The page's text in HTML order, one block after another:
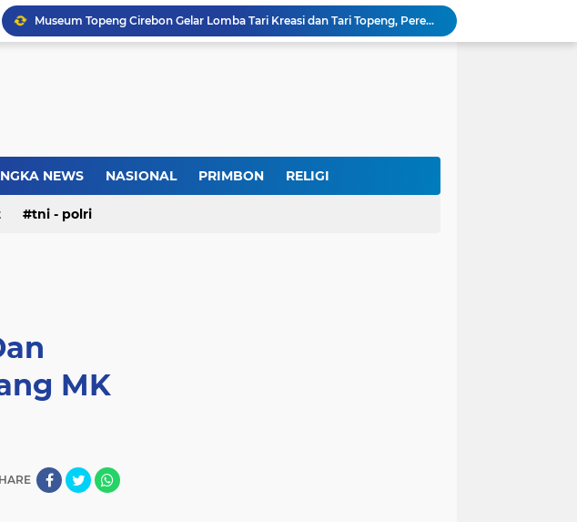
Museum Topeng Cirebon Gelar Lomba Tari Kreasi dan Tari Topeng, Perebutkan Piala Wali Kota
GBRAN Bisa Jadi Partai Politik, Kemenkumham: Ikuti Mekanisme Undang-Undang
Warga Somogede Bersatu Selamatkan Generasi Muda
NEWS NASIONAL PRIMBON RELIGI
tni - polri
MK